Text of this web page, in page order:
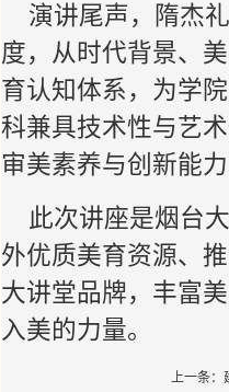
演讲尾声，隋杰
度，从时代背景、
育认知体系，为学
科兼具技术性与艺
审美素养与创新能
此次讲座是烟台
外优质美育资源、
大讲堂品牌，丰富
入美的力量。
上一条：